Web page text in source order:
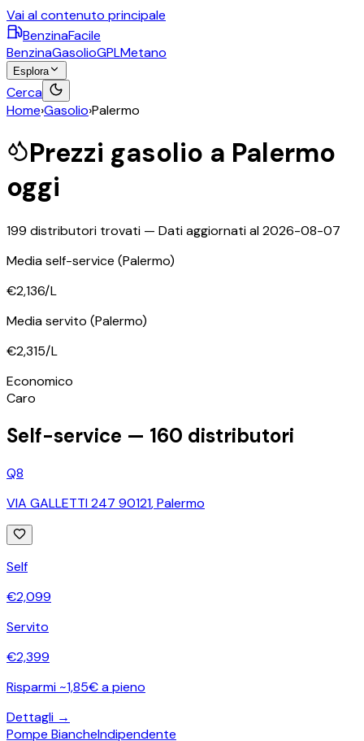
Vai al contenuto principale
BenzinaFacile
BenzinaGasolioGPLMetano
Esplora
Cerca
Home›Gasolio›Palermo
Prezzi gasolio a Palermo
oggi
199 distributori trovati — Dati aggiornati al2026-08-07
Media self-service (Palermo)
€2,136/L
Media servito (Palermo)
€2,315/L
Economico
Caro
Self-service — 160 distributori
Q8
VIA GALLETTI 247 90121,Palermo
Self
€2,099
Servito
€2,399
Risparmi ~1,85€ a pieno
Dettagli →
Pompe BiancheIndipendente